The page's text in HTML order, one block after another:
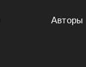
Авторы